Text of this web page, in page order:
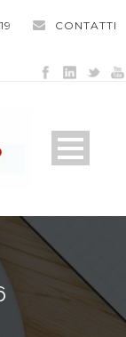
CONTATTI